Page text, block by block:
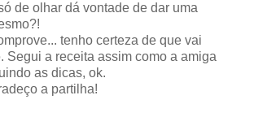
de olhar dá vontade de dar uma
tenho certeza de que vai
Segui a receita assim como a amiga
as dicas, ok.
a partilha!